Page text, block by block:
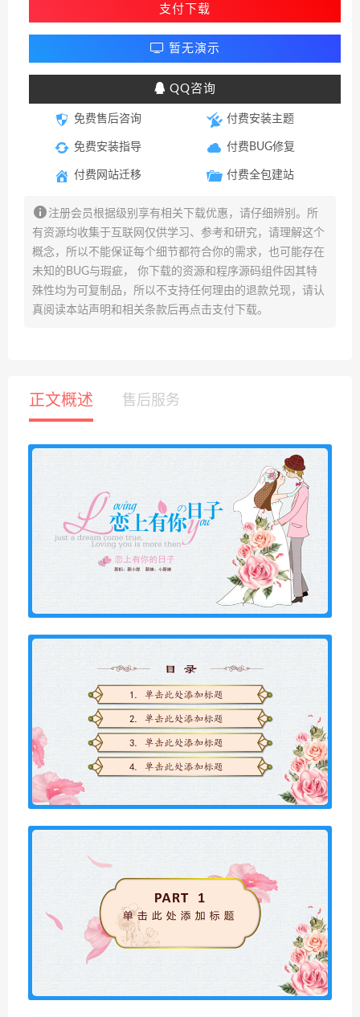
支付下载
暂无演示
QQ咨询
免费售后咨询
免费安装指导
付费安装主题
付费BUG修复
付费网站迁移 付费全包建站
注册会员根据级别享有相关下载优惠，请仔细辨别。所
有资源均收集于互联网仅供学习、参考和研究，请理解这个
概念，所以不能保证每个细节都符合你的需求，也可能存在
未知的BUG与瑕疵， 你下载的资源和程序源码组件因其特
殊性均为可复制品，所以不支持任何理由的退款兑现，请认
真阅读本站声明和相关条款后再点击支付下载。
正文概述 售后服务